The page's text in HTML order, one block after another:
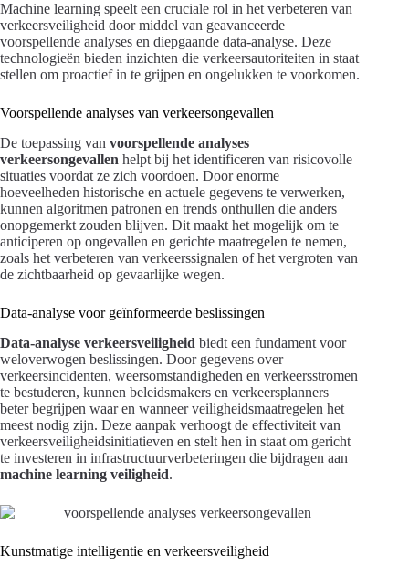
Machine learning speelt een cruciale rol in het verbeteren van
verkeersveiligheid door middel van geavanceerde
voorspellende analyses en diepgaande data-analyse. Deze
technologieën bieden inzichten die verkeersautoriteiten in staat
stellen om proactief in te grijpen en ongelukken te voorkomen.
Voorspellende analyses van verkeersongevallen
De toepassing van voorspellende analyses
verkeersongevallen helpt bij het identificeren van risicovolle
situaties voordat ze zich voordoen. Door enorme
hoeveelheden historische en actuele gegevens te verwerken,
kunnen algoritmen patronen en trends onthullen die anders
onopgemerkt zouden blijven. Dit maakt het mogelijk om te
anticiperen op ongevallen en gerichte maatregelen te nemen,
zoals het verbeteren van verkeerssignalen of het vergroten van
de zichtbaarheid op gevaarlijke wegen.
Data-analyse voor geïnformeerde beslissingen
Data-analyse verkeersveiligheid biedt een fundament voor
weloverwogen beslissingen. Door gegevens over
verkeersincidenten, weersomstandigheden en verkeersstromen
te bestuderen, kunnen beleidsmakers en verkeersplanners
beter begrijpen waar en wanneer veiligheidsmaatregelen het
meest nodig zijn. Deze aanpak verhoogt de effectiviteit van
verkeersveiligheidsinitiatieven en stelt hen in staat om gericht
te investeren in infrastructuurverbeteringen die bijdragen aan
machine learning veiligheid.
Kunstmatige intelligentie en verkeersveiligheid